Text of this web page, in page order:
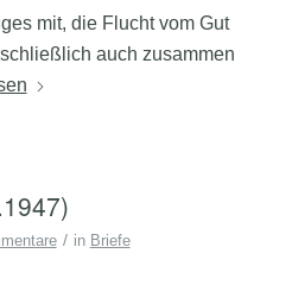
mit, die Flucht vom Gut
auch zusammen
/ in Briefe